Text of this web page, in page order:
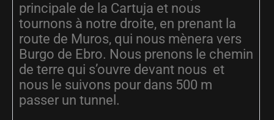
principale de la Cartuja et nous
tournons à notre droite, en prenant la
route de Muros, qui nous mènera vers
Burgo de Ebro. Nous prenons le chemin
de terre qui s’ouvre devant nous et
nous le suivons pour dans 500 m
passer un tunnel.